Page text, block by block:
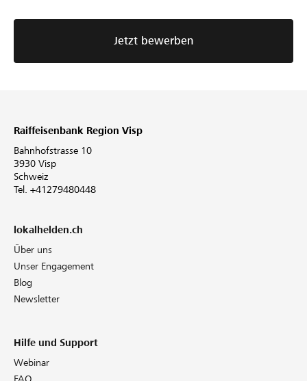
Jetzt bewerben
Raiffeisenbank Region Visp
Bahnhofstrasse 10
3930 Visp
Schweiz
Tel. +41279480448
lokalhelden.ch
Über uns
Unser Engagement
Blog
Newsletter
Hilfe und Support
Webinar
FAQ